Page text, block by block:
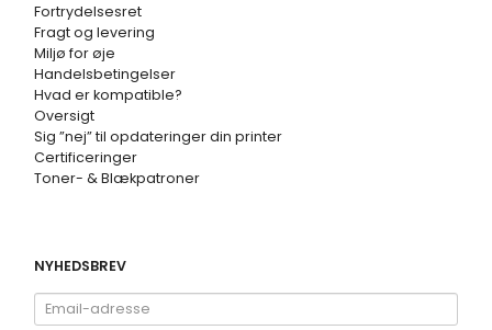
Fortrydelsesret
Fragt og levering
Miljø for øje
Handelsbetingelser
Hvad er kompatible?
Oversigt
Sig ”nej” til opdateringer din printer
Certificeringer
Toner- & Blækpatroner
NYHEDSBREV
Email-
adresse